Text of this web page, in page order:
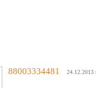
88003334481 24.12.2013